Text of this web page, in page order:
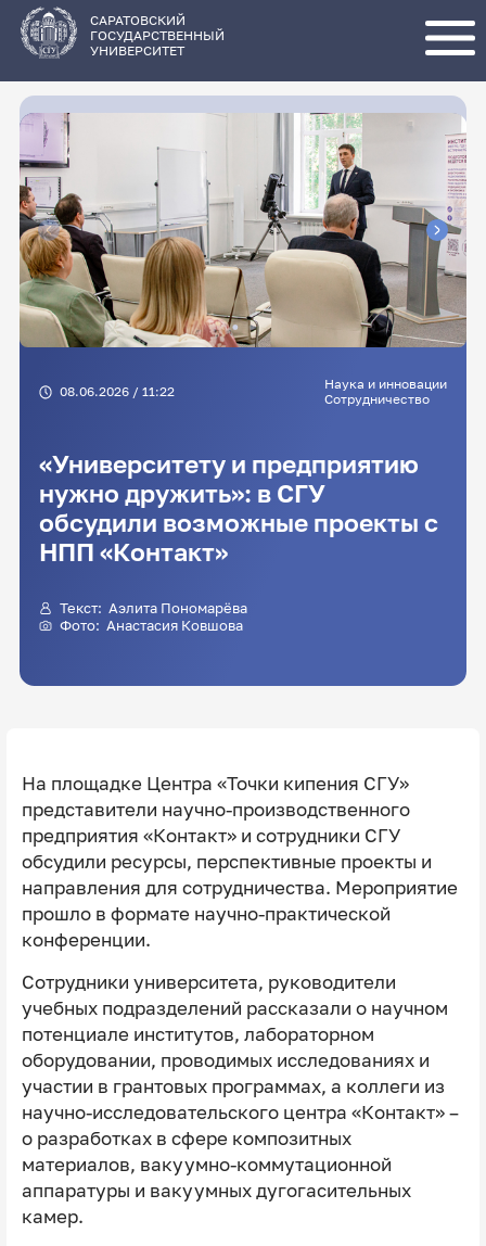
основному
содержанию
САРАТОВСКИЙ
ГОСУДАРСТВЕННЫЙ
УНИВЕРСИТЕТ
08.06.2026 / 11:22
Наука и инновации
Сотрудничество
«Университету и предприятию
нужно дружить»: в СГУ
обсудили возможные проекты с
НПП «Контакт»
Текст: Аэлита Пономарёва
Фото: Анастасия Ковшова
На площадке Центра «Точки кипения СГУ»
представители научно-производственного
предприятия «Контакт» и сотрудники СГУ
обсудили ресурсы, перспективные проекты и
направления для сотрудничества. Мероприятие
прошло в формате научно-практической
конференции.
Сотрудники университета, руководители
учебных подразделений рассказали о научном
потенциале институтов, лабораторном
оборудовании, проводимых исследованиях и
участии в грантовых программах, а коллеги из
научно-исследовательского центра «Контакт» –
о разработках в сфере композитных
материалов, вакуумно-коммутационной
аппаратуры и вакуумных дугогасительных
камер.